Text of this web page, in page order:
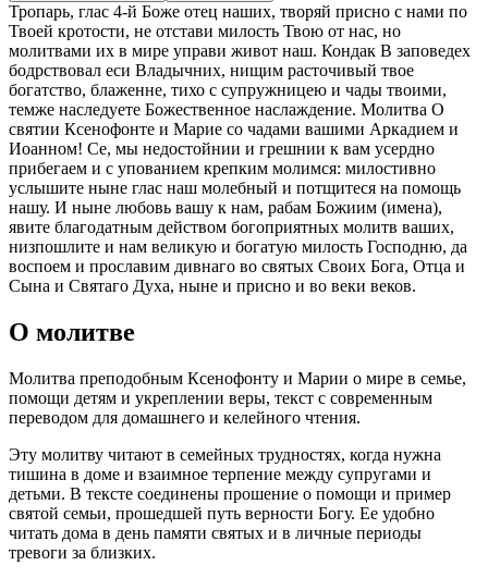
Тропарь, глас 4-й Боже отец наших, творяй присно с нами по
Твоей кротости, не отстави милость Твою от нас, но
молитвами их в мире управи живот наш. Кондак В заповедех
бодрствовал еси Владычних, нищим расточивый твое
богатство, блаженне, тихо с супружницею и чады твоими,
темже наследуете Божественное наслаждение. Молитва О
святии Ксенофонте и Марие со чадами вашими Аркадием и
Иоанном! Се, мы недостойнии и грешнии к вам усердно
прибегаем и с упованием крепким молимся: милостивно
услышите ныне глас наш молебный и потщитеся на помощь
нашу. И ныне любовь вашу к нам, рабам Божиим (имена),
явите благодатным действом богоприятных молитв ваших,
низпошлите и нам великую и богатую милость Господню, да
воспоем и прославим дивнаго во святых Своих Бога, Отца и
Сына и Святаго Духа, ныне и присно и во веки веков.
О молитве
Молитва преподобным Ксенофонту и Марии о мире в семье,
помощи детям и укреплении веры, текст с современным
переводом для домашнего и келейного чтения.
Эту молитву читают в семейных трудностях, когда нужна
тишина в доме и взаимное терпение между супругами и
детьми. В тексте соединены прошение о помощи и пример
святой семьи, прошедшей путь верности Богу. Ее удобно
читать дома в день памяти святых и в личные периоды
тревоги за близких.